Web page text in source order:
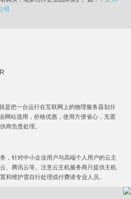
司
是把一台运行在互联网上的物理服务器划分
网站选用，价格优惠，使用方便省心，无需
商负责处理。
，针对中小企业用户与高端个人用户的云主
、腾讯云等。注意云主机服务商只提供主机
和维护需自行处理或付费请专业人员。